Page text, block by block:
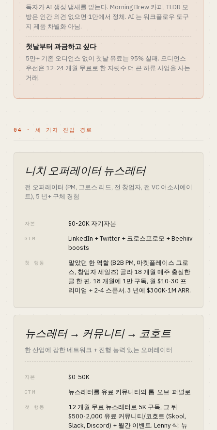
독자가 AI 생성 냄새를 맡는다. Morning Brew 카피, TLDR 모
방은 인간 의견 없으면 1만에서 정체. AI 는 워크플로우 도구
지 제품 차별화 아님.
첫날부터 과금하고 싶다
5만+ 기존 오디언스 없이 첫날 유료는 95% 실패. 오디언스
우선은 12-24 개월 무료로 한 자릿수 더 큰 하류 사업을 사는
거래.
04 · 세 가지 진입 경로
니치 오퍼레이터 뉴스레터
전 오퍼레이터 (PM, 그로스 리드, 전 창업자, 전 VC 어소시에이
트), 5 년+ 구체 경험
자본 $0-20K 자기자본
GTM
LinkedIn + Twitter + 크로스프로모 + Beehiiv
boosts
첫 행동
맡았던 한 역할 (B2B PM, 마켓플레이스 그로
스, 창업자 세일즈) 골라 18 개월 매주 충실한
글 한 편. 18 개월에 1만 구독, 월 $10-30 프
리미엄 + 2-4 스폰서. 3 년에 $300K-1M ARR.
뉴스레터 → 커뮤니티 → 코호트
한 산업에 강한 네트워크 + 진행 능력 있는 오퍼레이터
자본 $0-50K
GTM 뉴스레터를 유료 커뮤니티의 톱-오브-퍼널로
첫 행동
12 개월 무료 뉴스레터로 5K 구독, 그 뒤
$500-2,000 유료 커뮤니티/코호트 (Skool,
Slack, Discord) + 월간 이벤트. Lenny 식: 뉴